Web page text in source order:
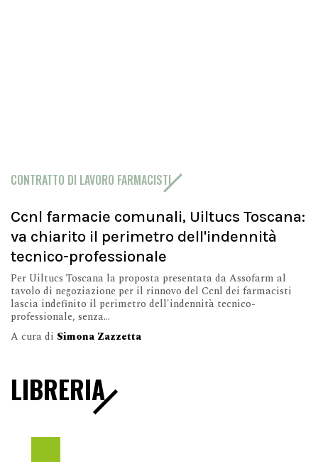
CONTRATTO DI LAVORO FARMACISTI
Ccnl farmacie comunali, Uiltucs Toscana:
va chiarito il perimetro dell'indennità
tecnico-professionale
Per Uiltucs Toscana la proposta presentata da Assofarm al
tavolo di negoziazione per il rinnovo del Ccnl dei farmacisti
lascia indefinito il perimetro dell'indennità tecnico-
professionale, senza...
A cura di Simona Zazzetta
LIBRERIA